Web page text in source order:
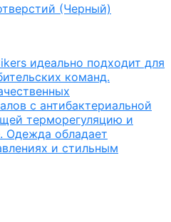
(Черный)
идеально подходит для
команд.
с антибактериальной
терморегуляцию и
Одежда обладает
и стильным